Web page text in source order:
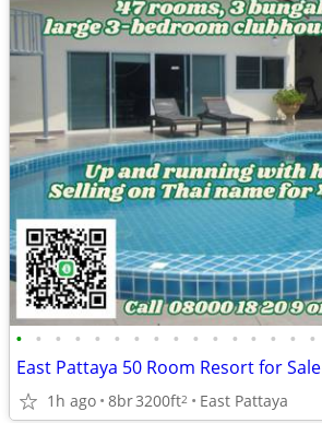
• • • • • • • • • • • • • • • •
East Pattaya 50 Room Resort for Sale
1h ago 8br3200ft2 East Pattaya